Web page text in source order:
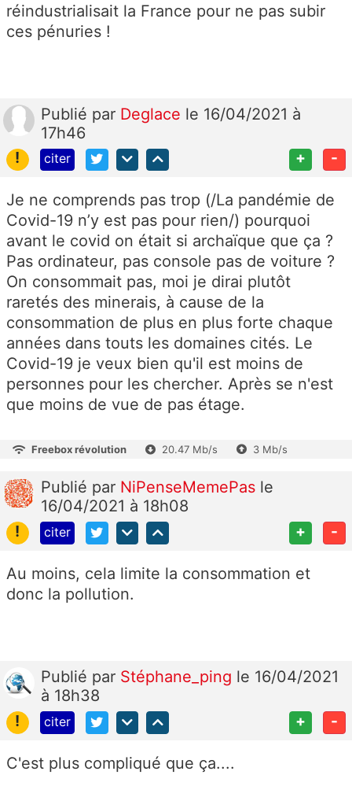
réindustrialisait la France pour ne pas subir
ces pénuries !
Publié par Deglace le 16/04/2021 à
17h46
!
citer + -
Je ne comprends pas trop (/La pandémie de
Covid-19 n’y est pas pour rien/) pourquoi
avant le covid on était si archaïque que ça ?
Pas ordinateur, pas console pas de voiture ?
On consommait pas, moi je dirai plutôt
raretés des minerais, à cause de la
consommation de plus en plus forte chaque
années dans touts les domaines cités. Le
Covid-19 je veux bien qu'il est moins de
personnes pour les chercher. Après se n'est
que moins de vue de pas étage.
Freebox révolution 20.47 Mb/s 3 Mb/s
Publié par NiPenseMemePas le
16/04/2021 à 18h08
!
citer + -
Au moins, cela limite la consommation et
donc la pollution.
Publié par Stéphane_ping le 16/04/2021
à 18h38
!
citer + -
C'est plus compliqué que ça....